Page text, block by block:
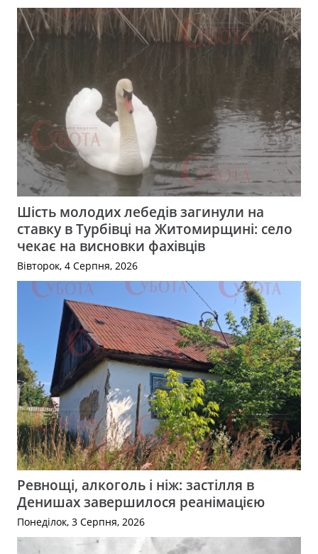
Шість молодих лебедів загинули на
ставку в Турбівці на Житомирщині: село
чекає на висновки фахівців
Вівторок, 4 Серпня, 2026
Ревнощі, алкоголь і ніж: застілля в
Денишах завершилося реанімацією
Понеділок, 3 Серпня, 2026